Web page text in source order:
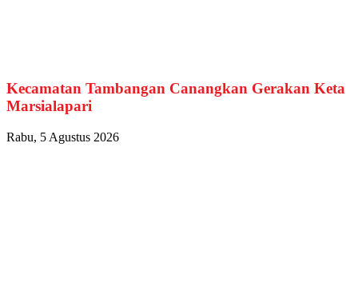
Kecamatan Tambangan Canangkan Gerakan Keta
Marsialapari
Rabu, 5 Agustus 2026